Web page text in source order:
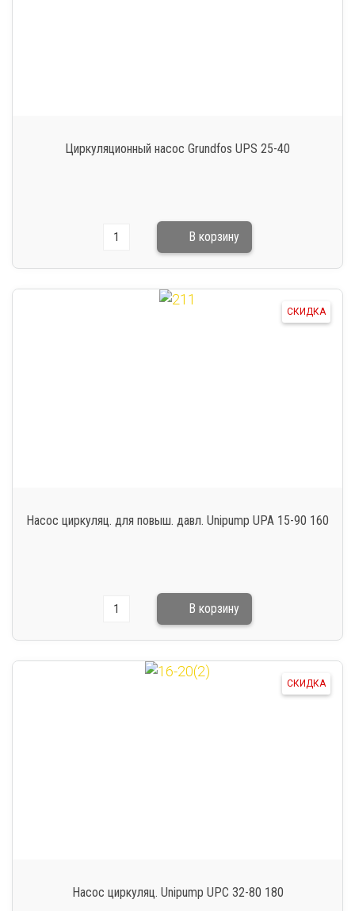
Циркуляционный насос Grundfos UPS 25-40
СКИДКА
Насос циркуляц. для повыш. давл. Unipump UPA 15-90 160
СКИДКА
Насос циркуляц. Unipump UPC 32-80 180